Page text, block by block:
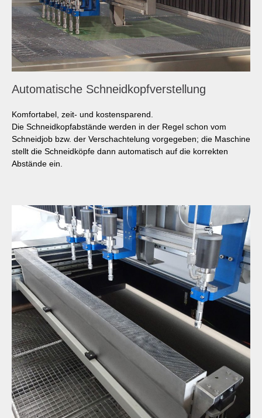
Automatische Schneidkopfverstellung
Komfortabel, zeit- und kostensparend.
Die Schneidkopfabstände werden in der Regel schon vom
Schneidjob bzw. der Verschachtelung vorgegeben; die Maschine
stellt die Schneidköpfe dann automatisch auf die korrekten
Abstände ein.